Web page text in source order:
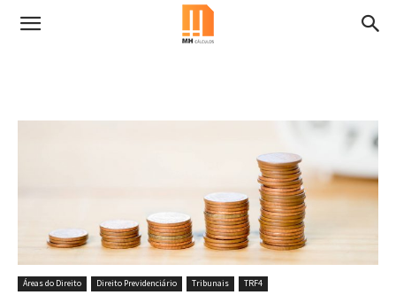
Áreas do Direito Direito Previdenciário Tribunais TRF4